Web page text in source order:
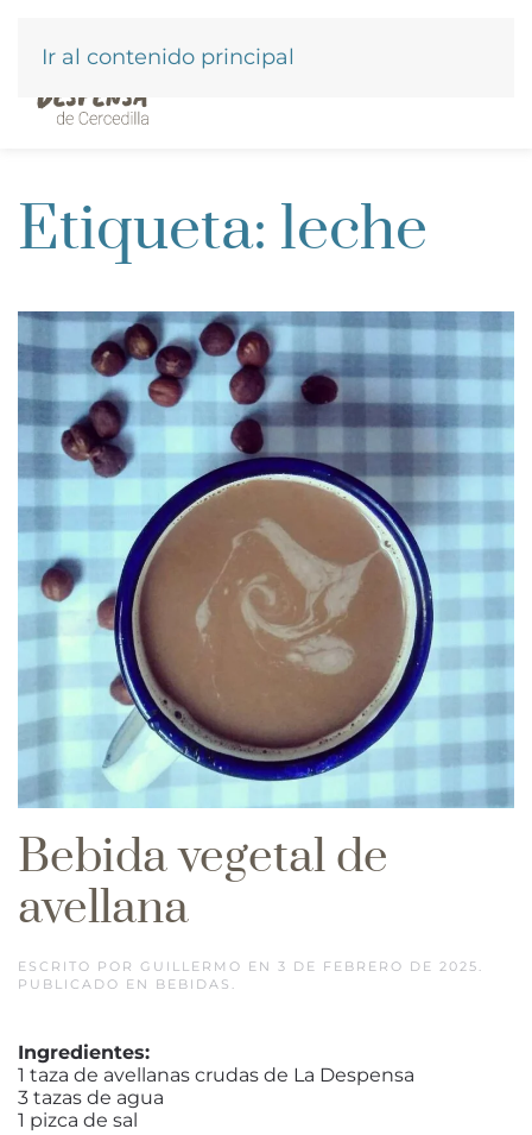
Ir al contenido principal
Etiqueta: leche
Bebida vegetal de
avellana
ESCRITO POR GUILLERMO EN 3 DE FEBRERO DE 2025 .
PUBLICADO EN BEBIDAS .
Ingredientes:
1 taza de avellanas crudas de La Despensa
3 tazas de agua
1 pizca de sal